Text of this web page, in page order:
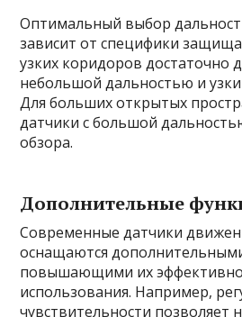
Оптимальный выбор
зависит от специфики
узких коридоров достаточно
небольшой дальностью и
Для больших открытых
датчики с большой
обзора.
Дополнительные
Современные датчики
оснащаются
повышающими их
использования. Например,
чувствительности позволяет